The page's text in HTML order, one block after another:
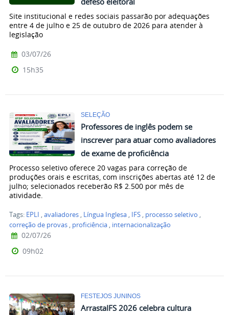
Site institucional e redes sociais passarão por adequações
entre 4 de julho e 25 de outubro de 2026 para atender à
legislação
03/07/26
15h35
SELEÇÃO
Professores de inglês podem se
inscrever para atuar como avaliadores
de exame de proficiência
Processo seletivo oferece 20 vagas para correção de
produções orais e escritas, com inscrições abertas até 12 de
julho; selecionados receberão R$ 2.500 por mês de
atividade.
Tags: EPLI ,avaliadores , Língua Inglesa , IFS , processo seletivo ,
correção de provas , proficiência , internacionalização
02/07/26
09h02
FESTEJOS JUNINOS
ArrastaIFS 2026 celebra cultura